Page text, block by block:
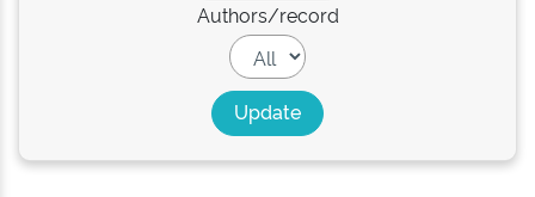
Authors/record